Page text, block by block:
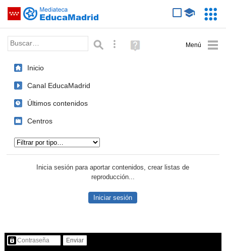
Saltar navegación
Palabra o frase: Búsqueda avanzada
Ayuda
(en
Inicio
Canal EducaMadrid
Últimos contenidos
Centros
Inicia sesión para aportar contenidos, crear listas de
reproducción...
Iniciar sesión
Contenido protegido…